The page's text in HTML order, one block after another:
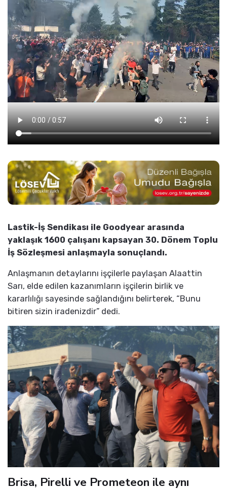
Lastik-İş Sendikası ile Goodyear arasında
yaklaşık 1600 çalışanı kapsayan 30. Dönem Toplu
İş Sözleşmesi anlaşmayla sonuçlandı.
Anlaşmanın detaylarını işçilerle paylaşan Alaattin
Sarı, elde edilen kazanımların işçilerin birlik ve
kararlılığı sayesinde sağlandığını belirterek, “Bunu
bitiren sizin iradenizdir” dedi.
Brisa, Pirelli ve Prometeon ile aynı